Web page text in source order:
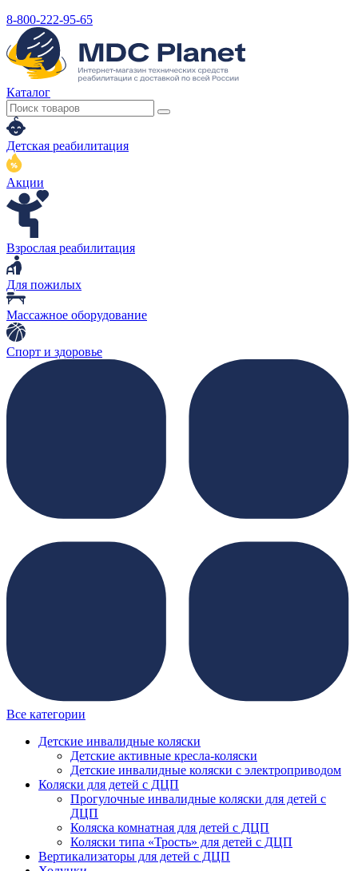
8-800-222-95-65
Каталог
Детская реабилитация
Акции
Взрослая реабилитация
Для пожилых
Массажное оборудование
Спорт и здоровье
Все категории
Детские инвалидные коляски
Детские активные кресла-коляски
Детские инвалидные коляски с электроприводом
Коляски для детей с ДЦП
Прогулочные инвалидные коляски для детей с
ДЦП
Коляска комнатная для детей с ДЦП
Коляски типа «Трость» для детей с ДЦП
Вертикализаторы для детей с ДЦП